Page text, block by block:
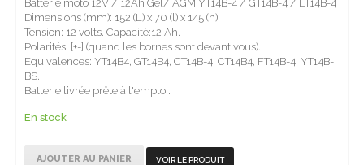
Batterie moto 12V / 12Ah Gel/ AGM YT14B-4 / GT14B-4 / LT14B-4
Dimensions (mm): 152 (L) x 70 (l) x 145 (h).
Tension: 12 volts. Capacité:12 Ah.
Polarités: [+-] (quand les bornes sont devant vous).
Equivalences: YT14B4, GT14B4, CT14B-4, CT14B4, FT14B-4, YT14B-
BS.
Batterie livrée prête à l'emploi.
En stock
AJOUTER AU PANIER VOIR LE PRODUIT